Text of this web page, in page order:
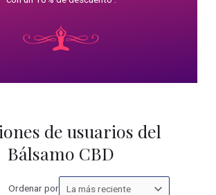
de usuarios del
Bálsamo CBD
Ordenar porOrdenar